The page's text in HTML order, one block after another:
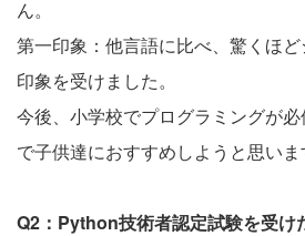
ん。
第一印象：他言語に比べ、驚くほ
印象を受けました。
今後、小学校でプログラミングが
で子供達におすすめしようと思いま
Q2：Python技術者認定試験を受け